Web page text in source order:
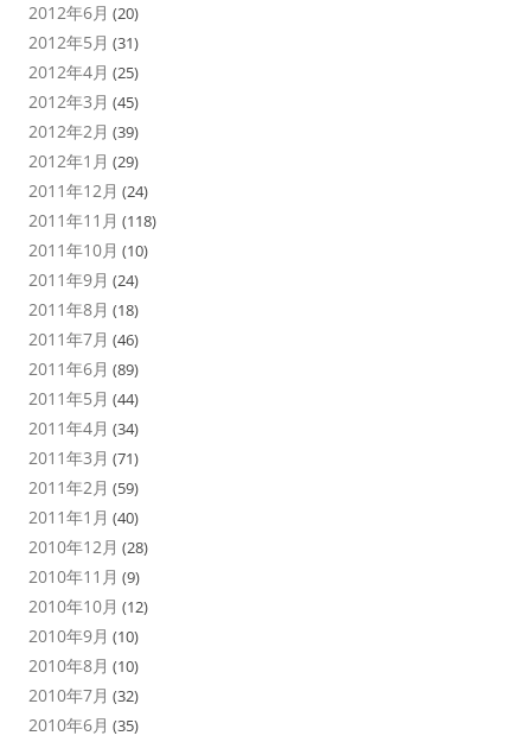
2012年6月 (20)
2012年5月 (31)
2012年4月 (25)
2012年3月 (45)
2012年2月 (39)
2012年1月 (29)
2011年12月 (24)
2011年11月 (118)
2011年10月 (10)
2011年9月 (24)
2011年8月 (18)
2011年7月 (46)
2011年6月 (89)
2011年5月 (44)
2011年4月 (34)
2011年3月 (71)
2011年2月 (59)
2011年1月 (40)
2010年12月 (28)
2010年11月 (9)
2010年10月 (12)
2010年9月 (10)
2010年8月 (10)
2010年7月 (32)
2010年6月 (35)